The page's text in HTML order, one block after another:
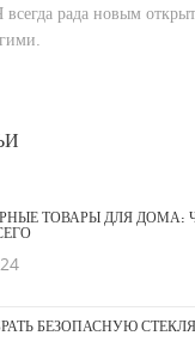
рада новым
ТОВАРЫ ДЛЯ ДОМА:
БЕЗОПАСНУЮ